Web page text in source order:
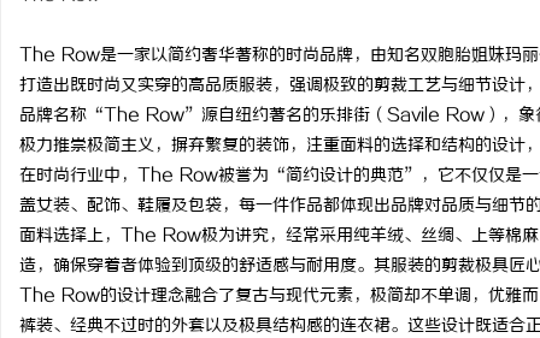
The Row是一家以简约奢华著称的时尚品牌，由知名双胞胎姐妹
打造出既时尚又实穿的高品质服装，强调极致的剪裁工艺与细节设计
品牌名称“The Row”源自纽约著名的乐排街（Savile Row），象
极力推崇极简主义，摒弃繁复的装饰，注重面料的选择和结构的设计
在时尚行业中，The Row被誉为“简约设计的典范”，它不仅仅是
盖女装、配饰、鞋履及包袋，每一件作品都体现出品牌对品质与细节
面料选择上，The Row极为讲究，经常采用纯羊绒、丝绸、上等棉
造，确保穿着者体验到顶级的舒适感与耐用度。其服装的剪裁极具
The Row的设计理念融合了复古与现代元素，极简却不单调，优雅
裤装、经典不过时的外套以及极具结构感的连衣裙。这些设计既适